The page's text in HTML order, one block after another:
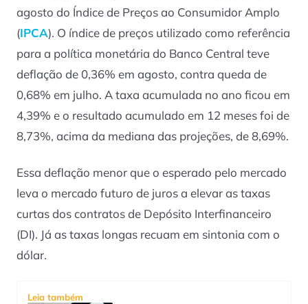
agosto do Índice de Preços ao Consumidor Amplo
(IPCA). O índice de preços utilizado como referência
para a política monetária do Banco Central teve
deflação de 0,36% em agosto, contra queda de
0,68% em julho. A taxa acumulada no ano ficou em
4,39% e o resultado acumulado em 12 meses foi de
8,73%, acima da mediana das projeções, de 8,69%.
Essa deflação menor que o esperado pelo mercado
leva o mercado futuro de juros a elevar as taxas
curtas dos contratos de Depósito Interfinanceiro
(DI). Já as taxas longas recuam em sintonia com o
dólar.
Leia também